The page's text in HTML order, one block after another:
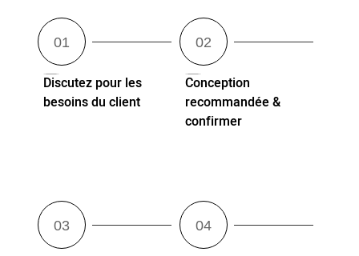
Discutez pour les
besoins du client
Conception
recommandée &
confirmer